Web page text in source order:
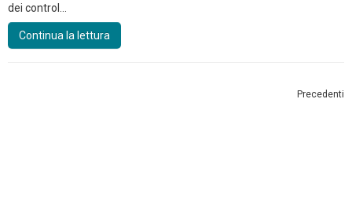
dei control...
Continua la lettura
Precedenti